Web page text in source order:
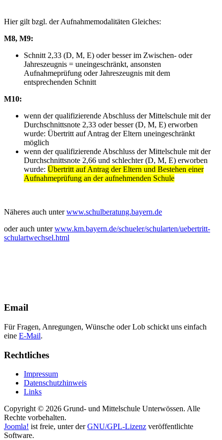
Hier gilt bzgl. der Aufnahmemodalitäten Gleiches:
M8, M9:
Schnitt 2,33 (D, M, E) oder besser im Zwischen- oder
Jahreszeugnis = uneingeschränkt, ansonsten
Aufnahmeprüfung oder Jahreszeugnis mit dem
entsprechenden Schnitt
M10:
wenn der qualifizierende Abschluss der Mittelschule mit der
Durchschnittsnote 2,33 oder besser (D, M, E) erworben
wurde: Übertritt auf Antrag der Eltern uneingeschränkt
möglich
wenn der qualifizierende Abschluss der Mittelschule mit der
Durchschnittsnote 2,66 und schlechter (D, M, E) erworben
wurde: Übertritt auf Antrag der Eltern und Bestehen einer
Aufnahmeprüfung an der aufnehmenden Schule
Näheres auch unterwww.schulberatung.bayern.de
oder auch unterwww.km.bayern.de/schueler/schularten/uebertritt-
schulartwechsel.html
Email
Für Fragen, Anregungen, Wünsche oder Lob schickt uns einfach
eine E-Mail.
Rechtliches
Impressum
Datenschutzhinweis
Links
Copyright © 2026 Grund- und Mittelschule Unterwössen. Alle
Rechte vorbehalten.
Joomla! ist freie, unter derGNU/GPL-Lizenz veröffentlichte
Software.